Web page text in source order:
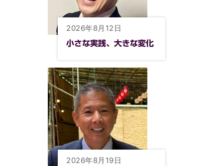
2026年8月12日
小さな実践、大きな変化
2026年8月19日